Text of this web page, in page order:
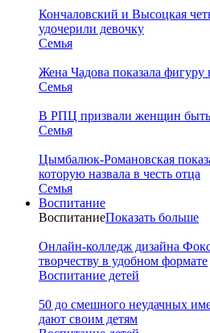
Кончаловский и Высоцкая
удочерили девочку
Семья
Жена Чадова показала
Семья
В РПЦ призвали женщин
Семья
Цымбалюк-Романовская
которую назвала в честь отца
Семья
Воспитание
ВоспитаниеПоказать больше
Онлайн-колледж дизайна
творчеству в удобном формате
Воспитание детей
50 до смешного неудачных
дают своим детям